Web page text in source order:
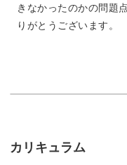
よく見ると分かるの
きなかったのかの問題
りがとうございます。
カリキュラム